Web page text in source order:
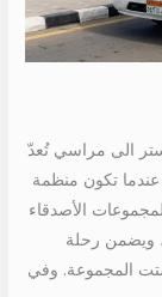
01067451866 ايجار كوستر الى مراسي تُعدّ
تكون منظمة
لمجموعات الأصدقاء
ويضمن رحلة
المجموعة. وفي